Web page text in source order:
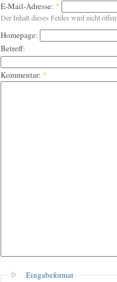
E-Mail-Adresse: *
Der Inhalt dieses Feldes wird nicht
Homepage:
Betreff:
Kommentar: *
Eingabeformat